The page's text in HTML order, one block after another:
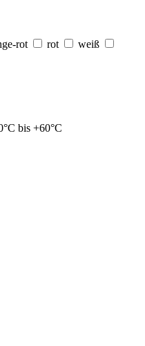
rot rot
weiß
bis +60°C